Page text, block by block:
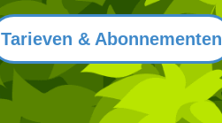
Tarieven & Abonnementen